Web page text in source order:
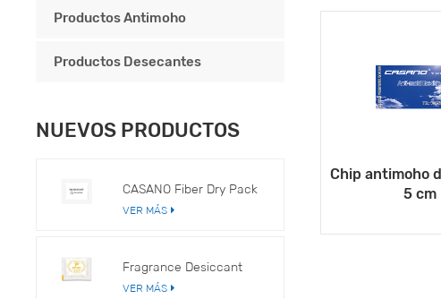
Chip antimoho
5 cm
Productos Antimoho
Productos Desecantes
NUEVOS PRODUCTOS
CASANO Fiber Dry Pack
VER MÁS
Fragrance Desiccant
VER MÁS